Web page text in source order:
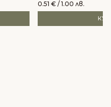
0.51 € / 1.00 лв.